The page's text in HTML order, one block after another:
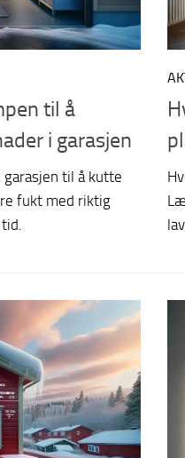
til å
i garasjen
til å kutte
fukt med riktig